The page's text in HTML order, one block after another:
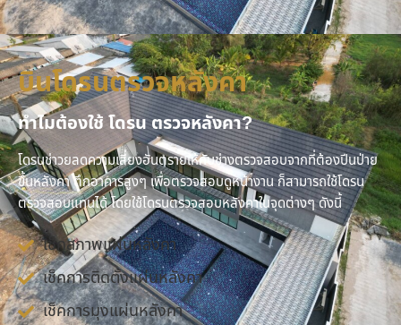
บินโดรนตรวจหลังคา
ทำไมต้องใช้ โดรน ตรวจหลังคา?
โดรนช่าวยลดความเสี่ยงอันตรายให้กับช่างตรวจสอบจากที่ต้องปีนป่าย
ขึ้นหลังคา ตึกอาคารสูงๆ เพื่อตรวจสอบดูหน้างาน ก็สามารถใช้โดรน
ตรวจสอบแทนได้ โดยใช้โดรนตรวจสอบหลังคาในจุดต่างๆ ดังนี้
เช็คสภาพแผ่นหลังคา
เช็คการติดตั้งแผ่นหลังคา
เช็คการมุงแผ่นหลังคา